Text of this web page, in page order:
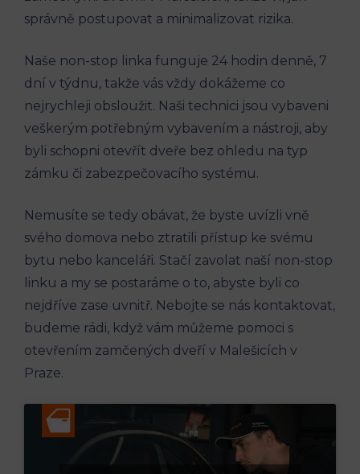
správně⁢ postupovat a minimalizovat rizika.
Naše non-stop linka funguje 24 ⁢hodin ⁤denně, 7
dní‍ v týdnu, takže vás vždy dokážeme co
nejrychleji‌ obsloužit. Naši technici jsou vybaveni
veškerým potřebným vybavením a nástroji, aby‍
byli schopni otevřít dveře⁢ bez ohledu na typ​
zámku či zabezpečovacího systému.
Nemusíte se tedy obávat, že byste‌ uvízli vně
‍svého domova nebo ztratili přístup ke svému
bytu nebo kanceláři. Stačí zavolat naší non-stop
linku a my‍ se postaráme o to, abyste byli co
⁢nejdříve zase uvnitř. Nebojte se nás kontaktovat,
budeme rádi, ​když vám můžeme pomoci s
otevřením zamčených‌ dveří v Malešicích v
Praze.